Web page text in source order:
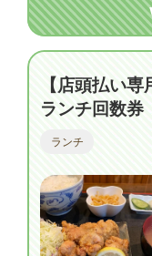
【店頭払い
ランチ回数券
ランチ